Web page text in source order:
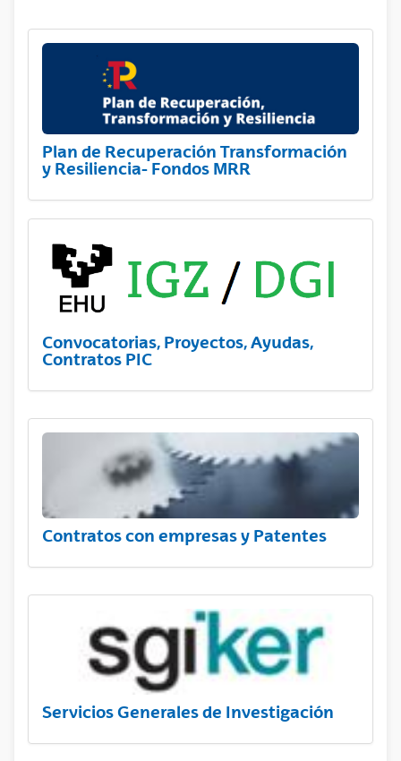
Plan de Recuperación Transformación
y Resiliencia- Fondos MRR
Convocatorias, Proyectos, Ayudas,
Contratos PIC
Contratos con empresas y Patentes
Servicios Generales de Investigación